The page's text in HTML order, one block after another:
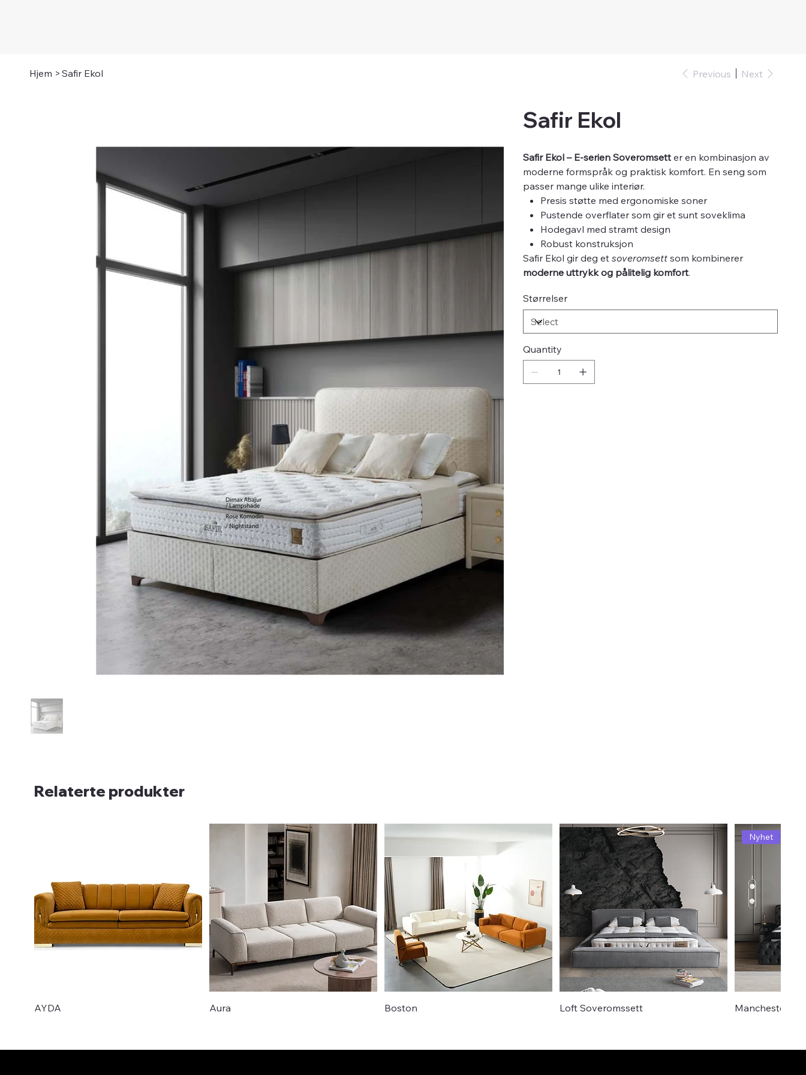
Hjem > Safir Ekol Previous Next
Safir Ekol
Safir Ekol – E-serien Soveromsett er en kombinasjon av
moderne formspråk og praktisk komfort. En seng som
passer mange ulike interiør.
Presis støtte med ergonomiske soner
Pustende overflater som gir et sunt soveklima
Hodegavl med stramt design
Robust konstruksjon
Safir Ekol gir deg et soveromsett som kombinerer
moderne uttrykk og pålitelig komfort.
Størrelser
Quantity
Relaterte produkter
AYDA Aura Boston Loft Soveromssett
Nyhet
Manchester